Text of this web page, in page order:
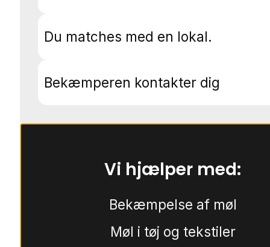
Du matches med en lokal.
Bekæmperen kontakter dig
Vi hjælper med:
Bekæmpelse af møl
Møl i tøj og tekstiler